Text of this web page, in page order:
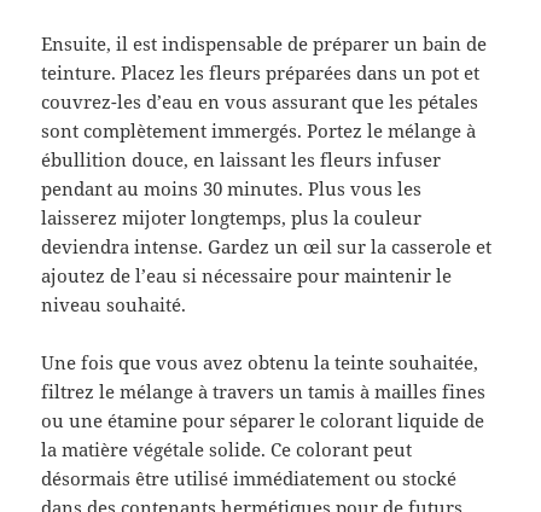
Ensuite, il est indispensable de préparer un bain de
teinture. Placez les fleurs préparées dans un pot et
couvrez-les d’eau en vous assurant que les pétales
sont complètement immergés. Portez le mélange à
ébullition douce, en laissant les fleurs infuser
pendant au moins 30 minutes. Plus vous les
laisserez mijoter longtemps, plus la couleur
deviendra intense. Gardez un œil sur la casserole et
ajoutez de l’eau si nécessaire pour maintenir le
niveau souhaité.
Une fois que vous avez obtenu la teinte souhaitée,
filtrez le mélange à travers un tamis à mailles fines
ou une étamine pour séparer le colorant liquide de
la matière végétale solide. Ce colorant peut
désormais être utilisé immédiatement ou stocké